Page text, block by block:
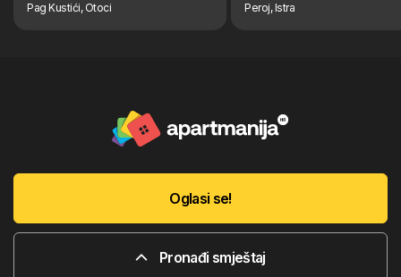
Pag Kustići, Otoci Peroj, Istra
Oglasi se!
Pronađi smještaj